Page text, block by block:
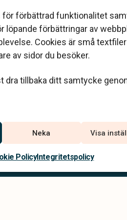
för förbättrad funktionalitet
löpande förbättringar av
Cookies är små
av sidor du besöker.
dra tillbaka ditt samtycke
Neka Visa
PolicyIntegritetspolicy
inom Sveriges begravningsbyråers
Det personliga är centralt för oss,
bemötande och när vi utformar
personliga begravningar.
0495-312 02